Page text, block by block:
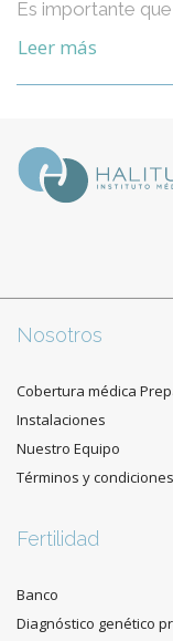
Es importante
Leer más
Nosotros
Cobertura médica
Instalaciones
Nuestro Equipo
Términos y condiciones
Fertilidad
Banco
Diagnóstico genético